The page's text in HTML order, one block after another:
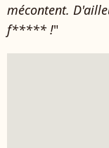
mécontent.
f***** !"